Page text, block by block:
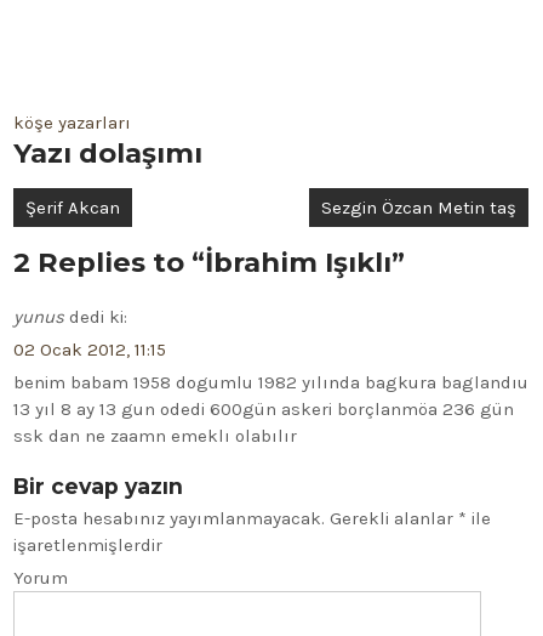
köşe yazarları
Yazı dolaşımı
Şerif Akcan Sezgin Özcan Metin taş
2 Replies to “İbrahim Işıklı”
yunus dedi ki:
02 Ocak 2012, 11:15
benim babam 1958 dogumlu 1982 yılında bagkura baglandıu
13 yıl 8 ay 13 gun odedi 600gün askeri borçlanmöa 236 gün
ssk dan ne zaamn emeklı olabılır
Bir cevap yazın
E-posta hesabınız yayımlanmayacak. Gerekli alanlar * ile
işaretlenmişlerdir
Yorum